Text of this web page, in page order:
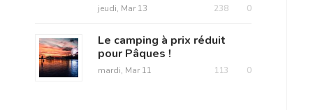
jeudi, Mar 13 0
238
Le camping à prix réduit
pour Pâques !
mardi, Mar 11 0
113